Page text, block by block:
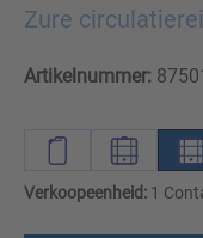
Zure
Artikelnummer:
Verkoopeenheid: 1